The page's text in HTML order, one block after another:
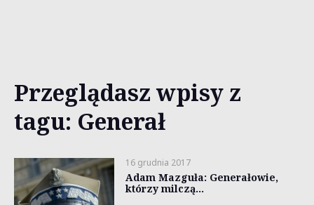
Przeglądasz wpisy z
tagu: Generał
16 grudnia 2017
Adam Mazguła: Generałowie,
którzy milczą…